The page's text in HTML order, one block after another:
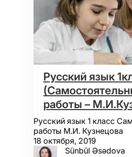
Русский язык
работы –
Русский язык 1 класс
работы М.И. Кузнецова
18 октября, 2019
Sünbül Əsədova